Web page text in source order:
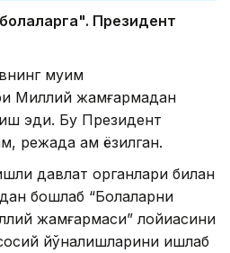
га". Президент
муҳим
Миллий жамғармадан
эди. Бу Президент
режада ҳам ёзилган.
давлат органлари билан
бошлаб “Болаларни
жамғармаси” лойиҳасини
йўналишларини ишлаб